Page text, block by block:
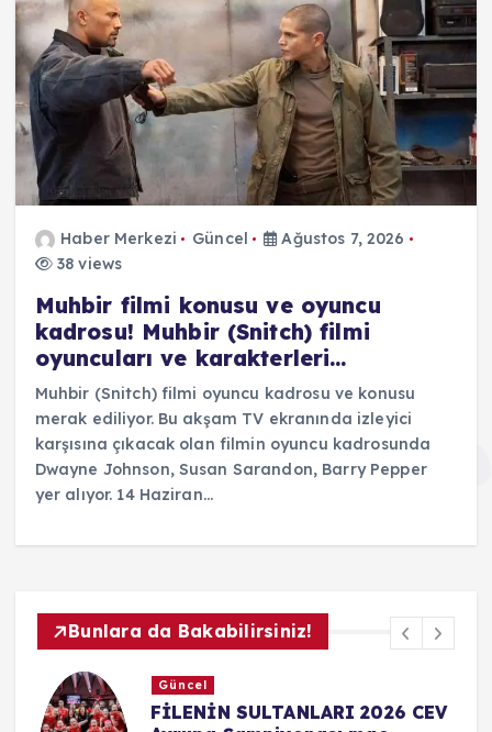
Haber Merkezi Güncel
Ağustos 7, 2026
38 views
Muhbir filmi konusu ve oyuncu
kadrosu! Muhbir (Snitch) filmi
oyuncuları ve karakterleri…
Muhbir (Snitch) filmi oyuncu kadrosu ve konusu
merak ediliyor. Bu akşam TV ekranında izleyici
karşısına çıkacak olan filmin oyuncu kadrosunda
Dwayne Johnson, Susan Sarandon, Barry Pepper
yer alıyor. 14 Haziran…
Bunlara da Bakabilirsiniz!
Güncel
GS HAZIRLIK MAÇI ŞİFRESİZ